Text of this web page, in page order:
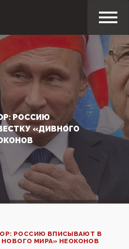
РОССИЮ
«ДИВНОГО
РОССИЮ ВПИСЫВАЮТ В
МИРА» НЕОКОНОВ